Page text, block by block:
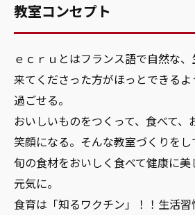
教室コンセプト
ｅｃｒｕとはフランス語で自然な、
来てくださった方がほっとできる
過ごせる。
おいしいものをつくって、食べて、
笑顔になる。そんな教室づくりをし
旬の食材をおいしく食べて健康に
元気に。
食育は「知るワクチン」！！生活